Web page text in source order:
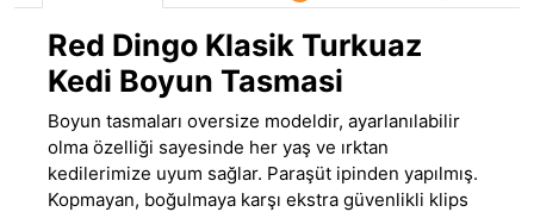
Red Dingo Klasik Turkuaz
Kedi Boyun Tasmasi
Boyun tasmaları oversize modeldir, ayarlanılabilir
olma özelliği sayesinde her yaş ve ırktan
kedilerimize uyum sağlar. Paraşüt ipinden yapılmış.
Kopmayan, boğulmaya karşı ekstra güvenlikli klips